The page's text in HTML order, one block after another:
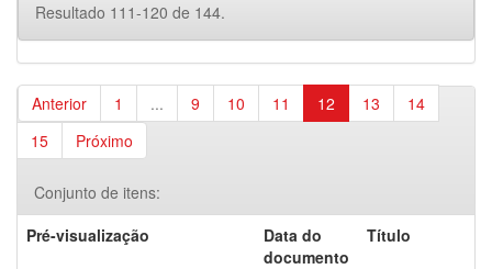
Resultado 111-120 de 144.
Anterior 1 ... 9 10 11 12 13
14
15
Próximo
Conjunto de itens:
Pré-visualização
Data do
documento
Título